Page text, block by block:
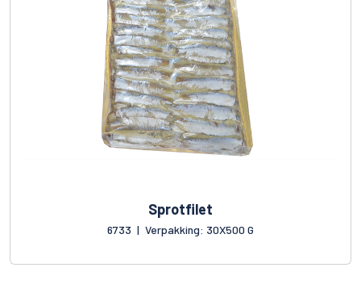
Sprotfilet
6733 | Verpakking: 30X500 G